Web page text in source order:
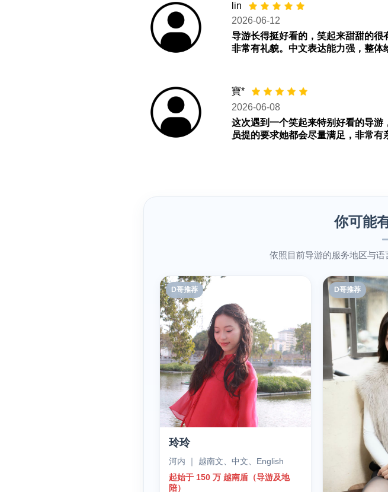
lin
2026-06-12
导游长得挺好看的，笑起来甜甜的
非常有礼貌。中文表达能力强，整体
寶*
2026-06-08
这次遇到一个笑起来特别好看的导游
员提的要求她都会尽量满足，非常有
你可能
依照目前导游的服务地区与语
D哥推荐
玲玲
河内 ｜ 越南文、中文、English
起始于 150 万 越南盾（导游及地
陪）
D哥推荐